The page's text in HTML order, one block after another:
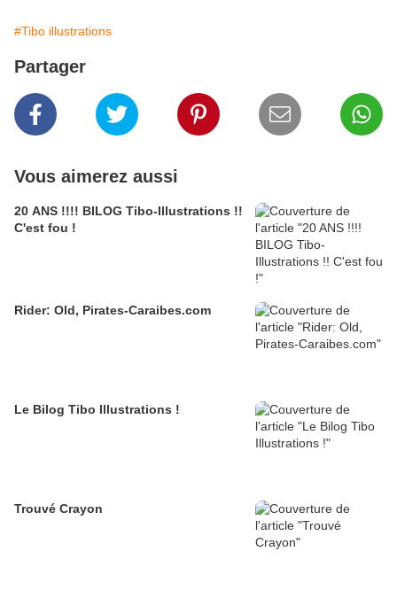
#Tibo illustrations
Partager
Vous aimerez aussi
20 ANS !!!! BILOG Tibo-Illustrations !!
C'est fou !
Rider: Old, Pirates-Caraibes.com
Le Bilog Tibo Illustrations !
Trouvé Crayon